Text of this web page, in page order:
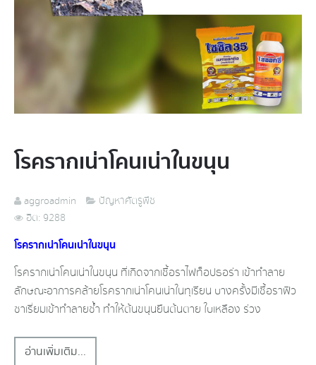
โรครากเน่า​โคน​เน่า​ในขนุน
aggroadmin
ปัญหาศัตรูพืช
ฮิต: 9288
โรครากเน่า​โคน​เน่า​ในขนุน
โรครากเน่า​โคน​เน่า​ในขนุน​ ที่เกิดจากเชื้อราไฟท็อปธอร่า​ เข้าทำลาย​
ลักษณะ​อาการคล้ายโรครากเน่า​โคน​เน่า​ในทุเรียน​ บางครั้งมีเชื้อราฟิว
ซา​เรี่ยม​เข้าทำลายซ้ำ​ ทำให้ต้นขนุนยืนต้นตาย​ ใบเหลือง​ ร่วง
อ่านเพิ่มเติม...